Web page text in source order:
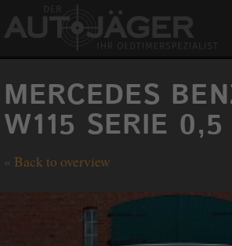
ON SALE
SERVICES
MERCEDES
W115 SERIE 0,5
« Back to overview